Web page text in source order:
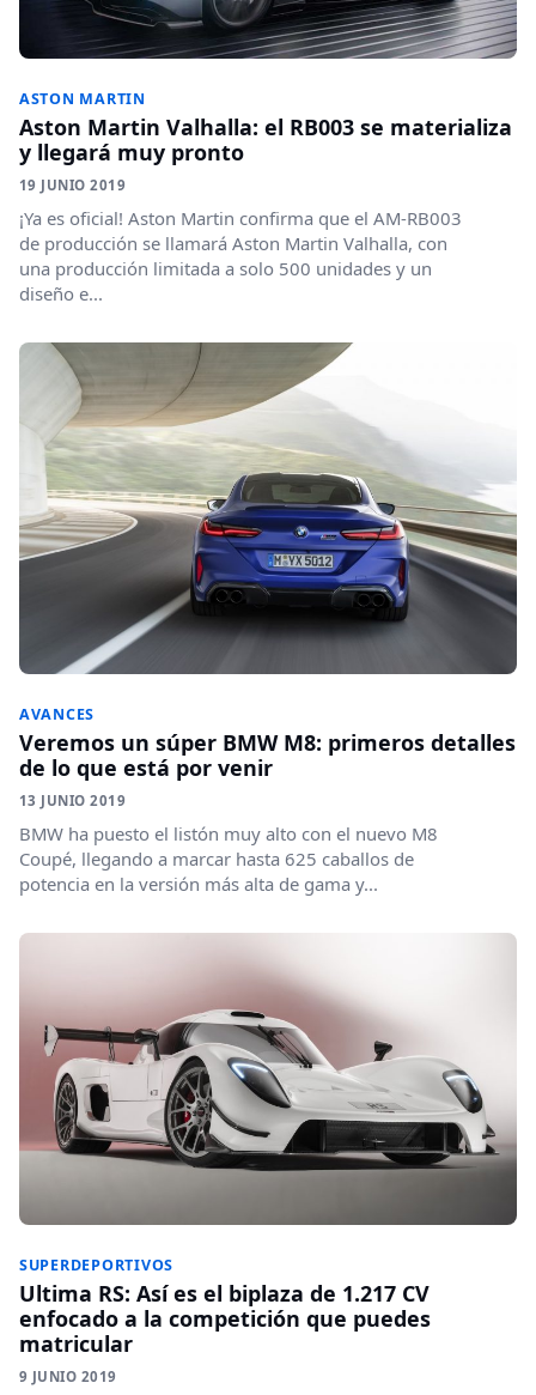
ASTON MARTIN
Aston Martin Valhalla: el RB003 se materializa
y llegará muy pronto
19 JUNIO 2019
¡Ya es oficial! Aston Martin confirma que el AM-RB003
de producción se llamará Aston Martin Valhalla, con
una producción limitada a solo 500 unidades y un
diseño e...
AVANCES
Veremos un súper BMW M8: primeros detalles
de lo que está por venir
13 JUNIO 2019
BMW ha puesto el listón muy alto con el nuevo M8
Coupé, llegando a marcar hasta 625 caballos de
potencia en la versión más alta de gama y...
SUPERDEPORTIVOS
Ultima RS: Así es el biplaza de 1.217 CV
enfocado a la competición que puedes
matricular
9 JUNIO 2019